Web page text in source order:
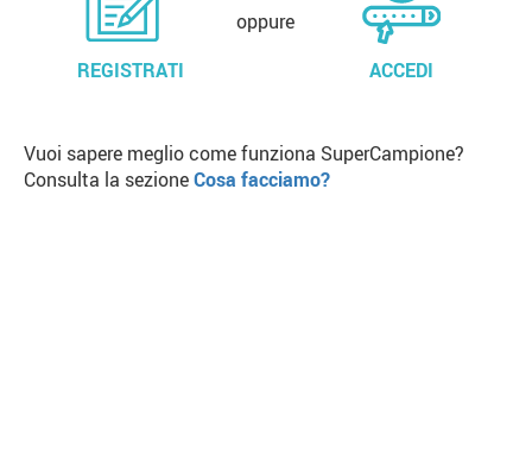
REGISTRATI
oppure
ACCEDI
Vuoi sapere meglio come funziona SuperCampione?
Consulta la sezioneCosa facciamo?